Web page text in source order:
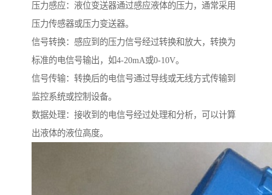
压力感应：液位变送器通过感应液体的压力，通常采用
压力传感器或压力变送器。
信号转换：感应到的压力信号经过转换和放大，转换为
标准的电信号输出，如4-20mA或0-10V。
信号传输：转换后的电信号通过导线或无线方式传输到
监控系统或控制设备。
数据处理：接收到的电信号经过处理和分析，可以计算
出液体的液位高度。